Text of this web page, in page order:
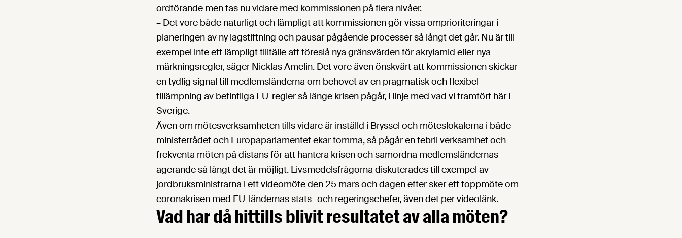
ordförande men tas nu vidare med kommissionen på flera nivåer.
– Det vore både naturligt och lämpligt att kommissionen gör vissa omprioriteringar i
planeringen av ny lagstiftning och pausar pågående processer så långt det går. Nu är till
exempel inte ett lämpligt tillfälle att föreslå nya gränsvärden för akrylamid eller nya
märkningsregler, säger Nicklas Amelin. Det vore även önskvärt att kommissionen skickar
en tydlig signal till medlemsländerna om behovet av en pragmatisk och flexibel
tillämpning av befintliga EU-regler så länge krisen pågår, i linje med vad vi framfört här i
Sverige.
Även om mötesverksamheten tills vidare är inställd i Bryssel och möteslokalerna i både
ministerrådet och Europaparlamentet ekar tomma, så pågår en febril verksamhet och
frekventa möten på distans för att hantera krisen och samordna medlemsländernas
agerande så långt det är möjligt. Livsmedelsfrågorna diskuterades till exempel av
jordbruksministrarna i ett videomöte den 25 mars och dagen efter sker ett toppmöte om
coronakrisen med EU-ländernas stats- och regeringschefer, även det per videolänk.
Vad har då hittills blivit resultatet av alla möten?